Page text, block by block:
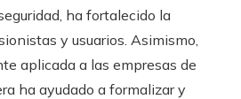
ha fortalecido la
y usuarios. Asimismo,
aplicada a las empresas de
ha ayudado a formalizar y